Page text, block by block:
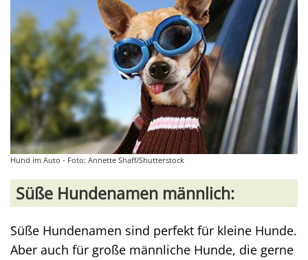
Hund im Auto - Foto: Annette Shaff/Shutterstock
Süße Hundenamen männlich:
Süße Hundenamen sind perfekt für kleine Hunde.
Aber auch für große männliche Hunde, die gerne